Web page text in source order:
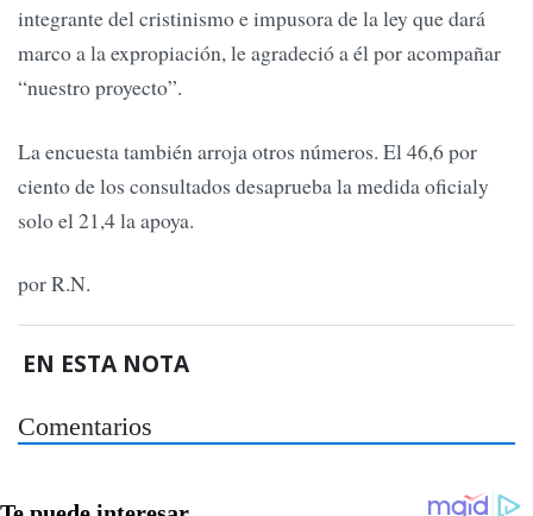
integrante del cristinismo e impusora de la ley que dará
marco a la expropiación, le agradeció a él por acompañar
“nuestro proyecto”.
La encuesta también arroja otros números. El 46,6 por
ciento de los consultados desaprueba la medida oficialy
solo el 21,4 la apoya.
por R.N.
EN ESTA NOTA
Comentarios